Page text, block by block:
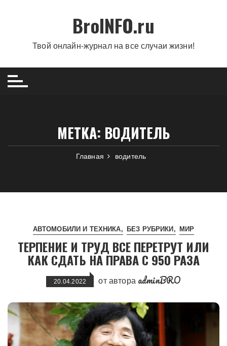
BroINFO.ru
Твой онлайн-журнал на все случаи жизни!
МЕТКА: ВОДИТЕЛЬ
Главная водитель
АВТОМОБИЛИ И ТЕХНИКА БЕЗ РУБРИКИ МИР
ТЕРПЕНИЕ И ТРУД ВСЕ ПЕРЕТРУТ ИЛИ
КАК СДАТЬ НА ПРАВА С 950 РАЗА
20.04.2022 от автора adminBRO